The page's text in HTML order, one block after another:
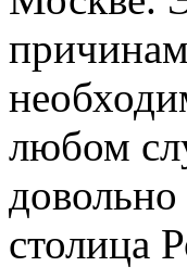
любом
столица